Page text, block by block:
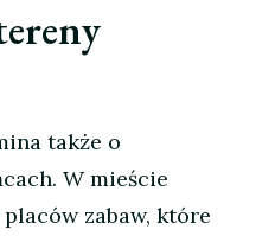
także o
W mieście
zabaw, które